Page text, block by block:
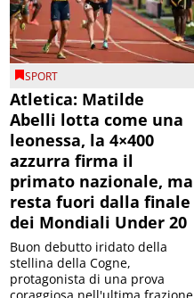
SPORT
Atletica: Matilde
Abelli lotta come una
leonessa, la 4×400
azzurra firma il
primato nazionale, ma
resta fuori dalla finale
dei Mondiali Under 20
Buon debutto iridato della
stellina della Cogne,
protagonista di una prova
coraggiosa nell'ultima frazione